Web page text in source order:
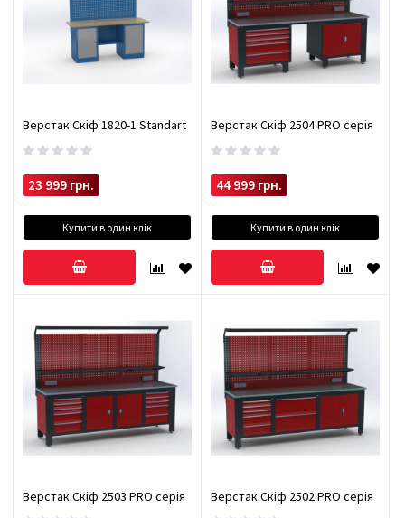
Верстак Скіф 1820-1 Standart
23 999 грн.
Купити в один клік
Верстак Скіф 2504 PRO серія
44 999 грн.
Купити в один клік
Верстак Скіф 2503 PRO серія Верстак Скіф 2502 PRO серія